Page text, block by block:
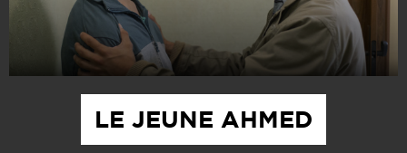
ÉDUCATION AUX IMAGES
LE JEUNE AHMED